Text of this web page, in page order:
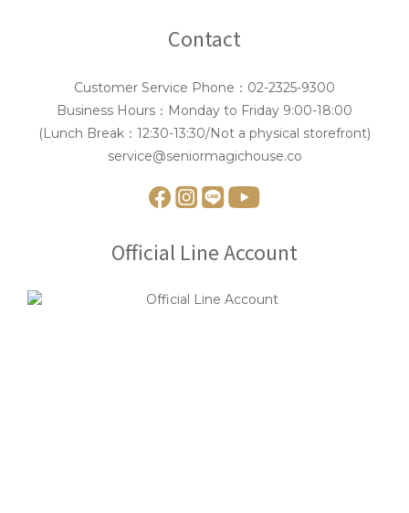
Contact
Customer Service Phone：02-2325-9300
Business Hours：Monday to Friday 9:00-18:00
(Lunch Break：12:30-13:30/Not a physical storefront)
service@seniormagichouse.co
Official Line Account